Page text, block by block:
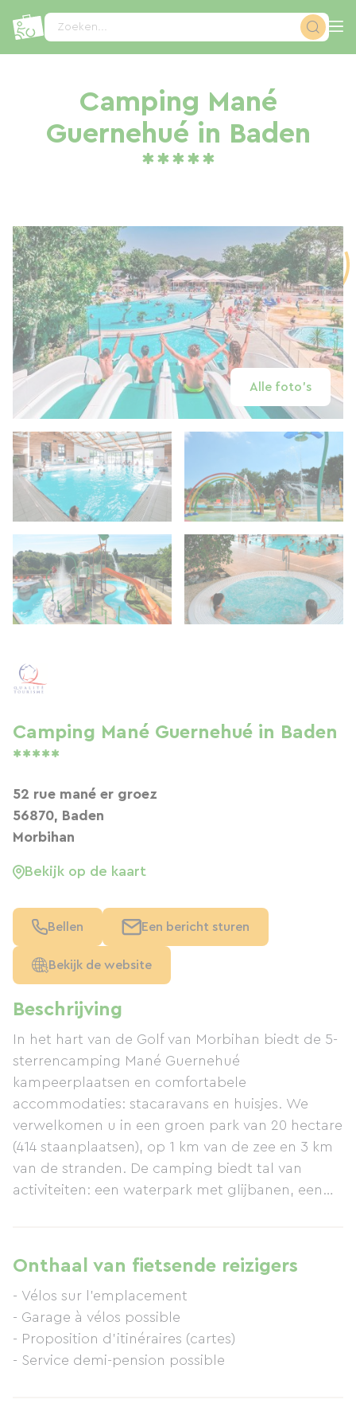
Zoeken...
Camping Mané
Guernehué in Baden
*****
Alle foto's
Beschrijving
In het hart van de Golf van Morbihan biedt de 5-
sterrencamping Mané Guernehué
kampeerplaatsen en comfortabele
accommodaties: stacaravans en huisjes. We
verwelkomen u in een groen park van 20 hectare
(414 staanplaatsen), op 1 km van de zee en 3 km
van de stranden. De camping biedt tal van
activiteiten: een waterpark met glijbanen, een
avonturenparcours (boomklimmen, trampoline,
trampoline), een manege, een fitnessruimte,
vissen in de vijver, een kinderclub,
sportactiviteiten en georganiseerd
avondentertainment. De faciliteiten op de
camping maken uw verblijf nog aangenamer:
Onthaal van fietsende reizigers
- Vélos sur l'emplacement
- Garage à vélos possible
- Proposition d'itinéraires (cartes)
- Service demi-pension possible
Camping Mané Guernehué in Baden
*****
52 rue mané er groez
56870, Baden
Morbihan
Bekijk op de kaart
Bellen Een bericht sturen
Bekijk de website
Cookies beheer paneel